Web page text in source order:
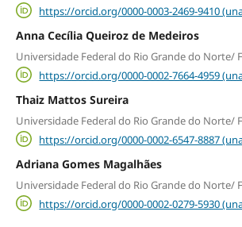
https://orcid.org/0000-0003-2469-9410
Anna Cecília Queiroz de Medeiros
Universidade Federal do Rio Grande do Norte/
https://orcid.org/0000-0002-7664-4959
Thaiz Mattos Sureira
Universidade Federal do Rio Grande do Norte/
https://orcid.org/0000-0002-6547-8887
Adriana Gomes Magalhães
Universidade Federal do Rio Grande do Norte/
https://orcid.org/0000-0002-0279-5930